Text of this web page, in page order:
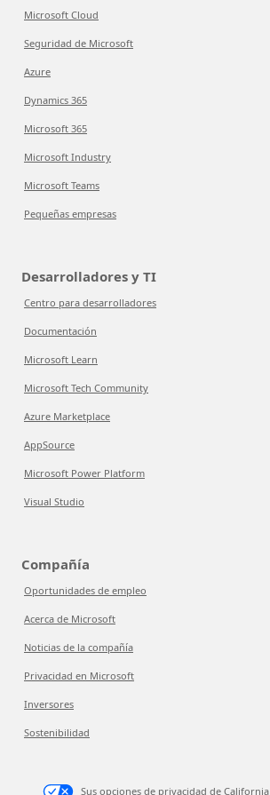
Microsoft Cloud
Seguridad de Microsoft
Azure
Dynamics 365
Microsoft 365
Microsoft Industry
Microsoft Teams
Pequeñas empresas
Desarrolladores y TI
Centro para desarrolladores
Documentación
Microsoft Learn
Microsoft Tech Community
Azure Marketplace
AppSource
Microsoft Power Platform
Visual Studio
Compañía
Oportunidades de empleo
Acerca de Microsoft
Noticias de la compañía
Privacidad en Microsoft
Inversores
Sostenibilidad
Sus opciones de privacidad de California